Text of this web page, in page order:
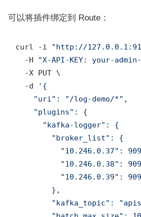
可以将插件绑定到 Route：
curl -i
"http://
  -H
"X-API-KEY: your-
  -X PUT \
  -d
'{
    "uri": "/log-demo/*",
    "plugins": {
      "kafka-logger": {
        "broker_list": {
"10.246.0.37":
"10.246.0.38":
"10.246.0.39":
        },
"kafka_topic":